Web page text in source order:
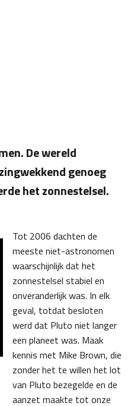
De wereld
genoeg
het zonnestelsel.
Tot 2006 dachten de
meeste niet-astronomen
waarschijnlijk dat het
zonnestelsel stabiel en
onveranderlijk was. In elk
geval, totdat besloten
werd dat Pluto niet langer
een planeet was. Maak
kennis met Mike Brown, die
zonder het te willen het lot
van Pluto bezegelde en de
aanzet maakte tot onze